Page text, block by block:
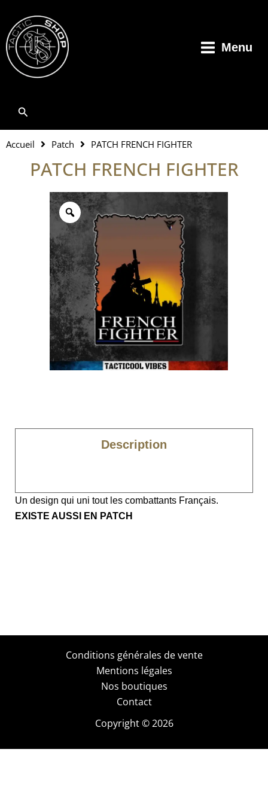
contenu
Menu
Rechercher
Accueil Patch PATCH FRENCH FIGHTER
PATCH FRENCH FIGHTER
Description
Un design qui uni tout les combattants Français.
EXISTE AUSSI EN PATCH
Conditions générales de vente
Mentions légales
Nos boutiques
Contact
Copyright © 2026